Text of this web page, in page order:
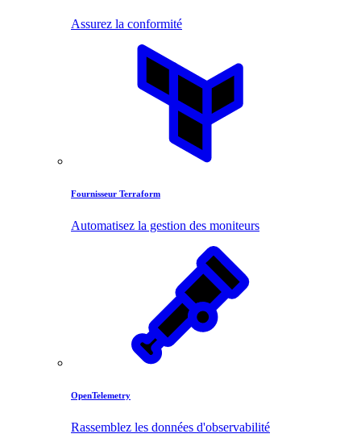
Assurez la conformité
Fournisseur Terraform
Automatisez la gestion des moniteurs
OpenTelemetry
Rassemblez les données d'observabilité